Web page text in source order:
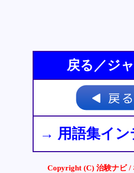
戻る／ジ
→ 用語集イン
Copyright (C) 治験ナビ /